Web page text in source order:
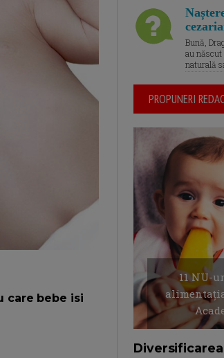
care bebe isi
Bună,
au născut
naturală
PROPUNERI
11 NU-